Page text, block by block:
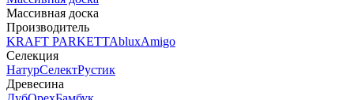
Массивная доска
Производитель
KRAFT PARKETTAbluxAmigo
Селекция
НатурСелектРустик
Древесина